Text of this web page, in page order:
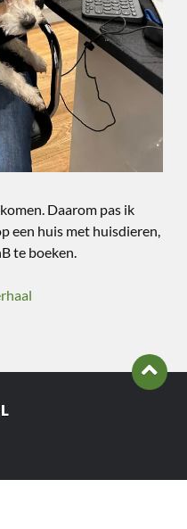
Daarom pas ik
een huis met huisdieren,
te boeken.